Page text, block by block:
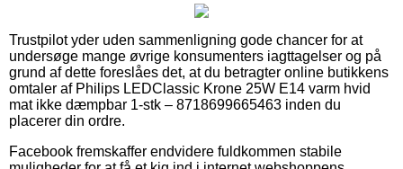
Trustpilot yder uden sammenligning gode chancer for at
undersøge mange øvrige konsumenters iagttagelser og på
grund af dette foreslåes det, at du betragter online butikkens
omtaler af Philips LEDClassic Krone 25W E14 varm hvid
mat ikke dæmpbar 1-stk – 8718699665463 inden du
placerer din ordre.
Facebook fremskaffer endvidere fuldkommen stabile